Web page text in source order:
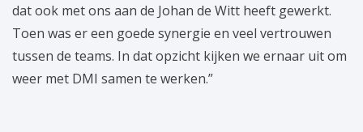
dat ook met ons aan de Johan de Witt heeft gewerkt.
Toen was er een goede synergie en veel vertrouwen
tussen de teams. In dat opzicht kijken we ernaar uit om
weer met DMI samen te werken.”